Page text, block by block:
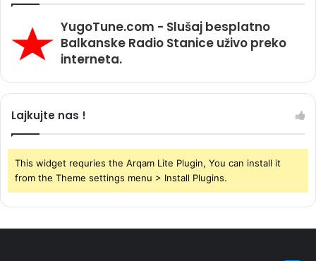
YugoTune.com - Slušaj besplatno
Balkanske Radio Stanice uživo preko
interneta.
Lajkujte nas !
This widget requries the Arqam Lite Plugin, You can install it
from the Theme settings menu > Install Plugins.